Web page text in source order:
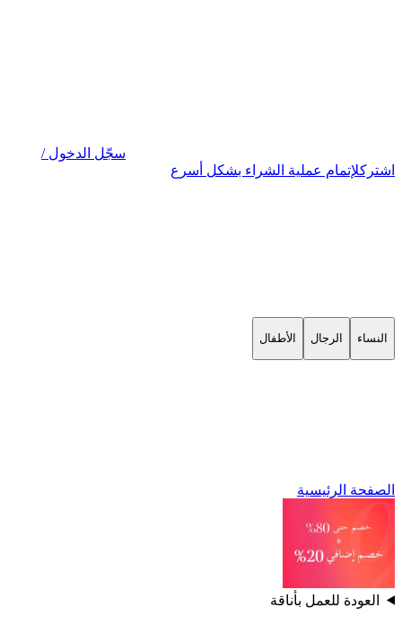
سجّل الدخول /
اشتركلإتمام عملية الشراء بشكل أسرع
النساء الرجال الأطفال
الصفحة الرئيسية
العودة للعمل بأناقة